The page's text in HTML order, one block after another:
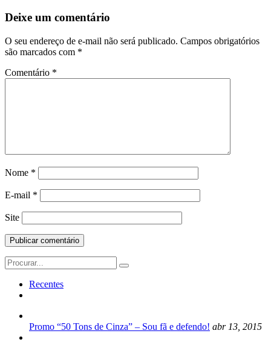
Deixe um comentário
O seu endereço de e-mail não será publicado. Campos obrigatórios
são marcados com *
Comentário *
Nome *
E-mail *
Site
Search
for:
Recentes
Promo “50 Tons de Cinza” – Sou fã e defendo! abr 13, 2015